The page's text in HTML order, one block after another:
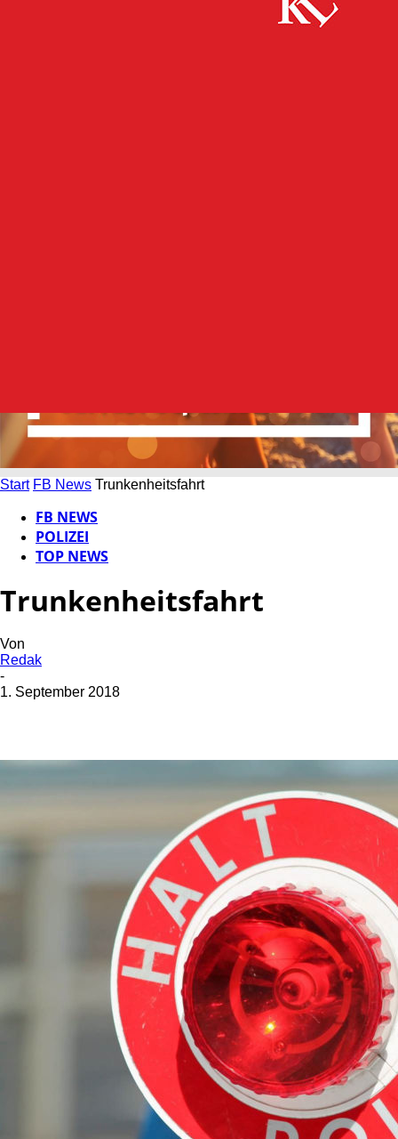
Start FB News Trunkenheitsfahrt
FB NEWS
POLIZEI
TOP NEWS
Trunkenheitsfahrt
Von
Redak
-
1. September 2018